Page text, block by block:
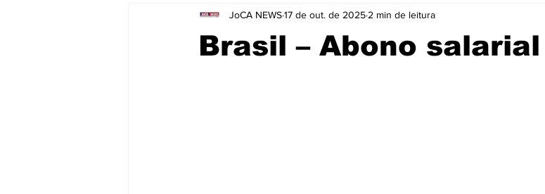
Monte Alegre do Sul Pedreira Serra Negra
Brasil – Abono salarial
JoCA NEWS17 de out. de 2025 2 min de leitura